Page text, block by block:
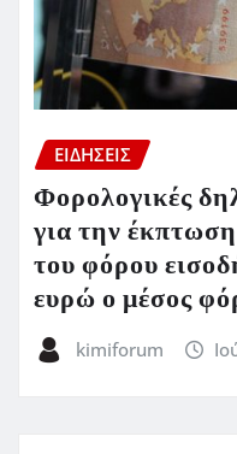
ΕΙΔΗΣΕΙΣ
Φορολογικές
για την
του φόρου
ευρώ ο μέσος
kimiforum